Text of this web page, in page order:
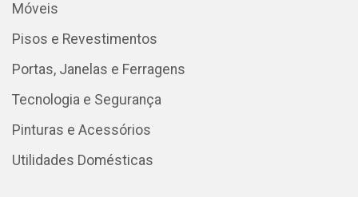
Móveis
Pisos e Revestimentos
Portas, Janelas e Ferragens
Tecnologia e Segurança
Pinturas e Acessórios
Utilidades Domésticas